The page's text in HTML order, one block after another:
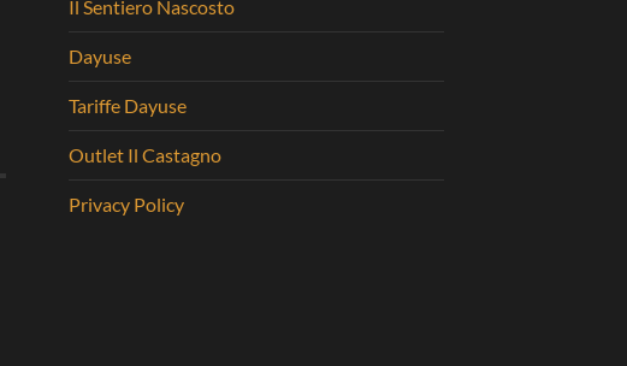
Il Sentiero Nascosto
Dayuse
Tariffe Dayuse
Outlet Il Castagno
Privacy Policy